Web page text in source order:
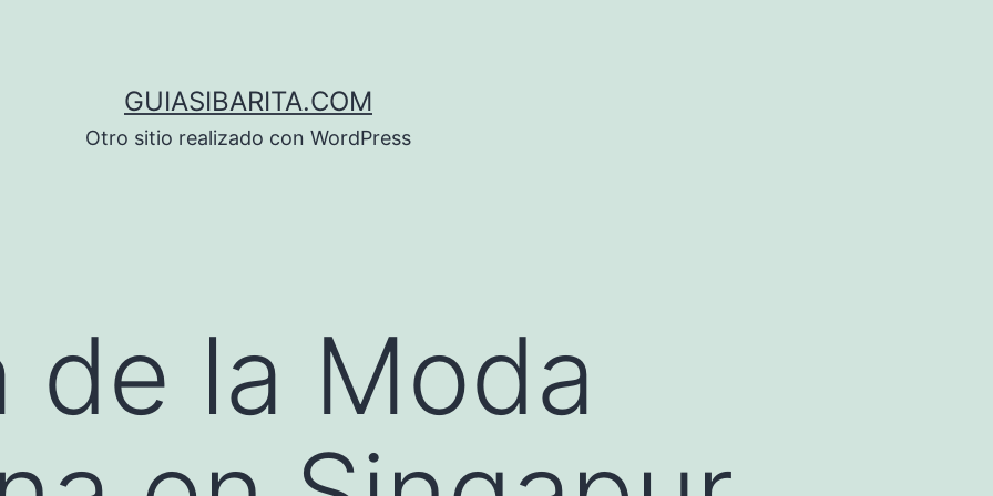
GUIASIBARITA.COM
Otro sitio realizado con WordPress
de la Moda